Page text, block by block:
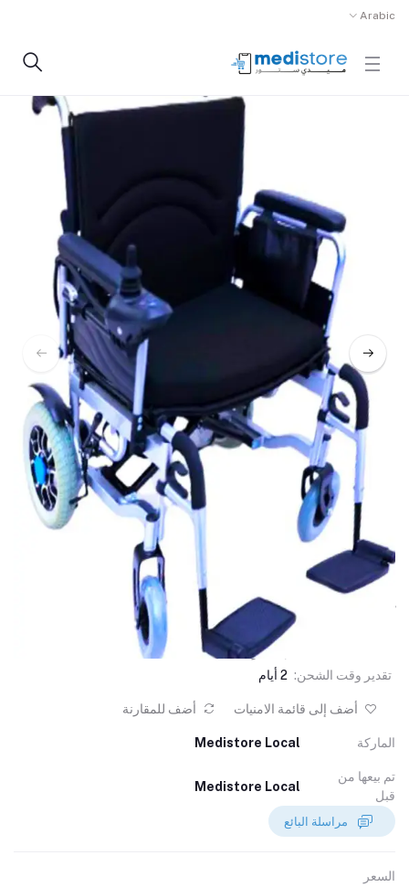
Arabic
كرسي كهربائي
تقدير وقت الشحن: 2 أيام
أضف إلى قائمة الامنيات أضف للمقارنة
الماركة Medistore Local
تم بيعها من
قبل
Medistore Local
السعر